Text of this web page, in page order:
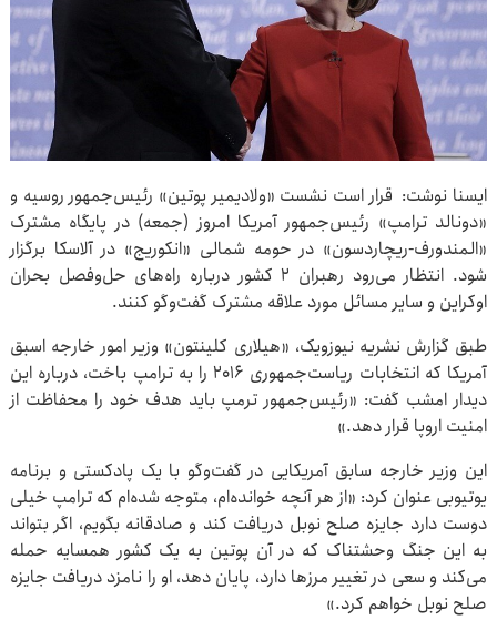
ایسنا نوشت: قرار است نشست «ولادیمیر پوتین» رئیس‌جمهور روسیه و
«دونالد ترامپ» رئیس‌جمهور آمریکا امروز (جمعه) در پایگاه مشترک
«المندورف-ریچاردسون» در حومه شمالی «انکوریج» در آلاسکا برگزار
شود. انتظار می‌رود رهبران ۲ کشور درباره راه‌های حل‌وفصل بحران
اوکراین و سایر مسائل مورد علاقه مشترک گفت‌وگو کنند.
طبق گزارش نشریه نیوزویک، «هیلاری کلینتون» وزیر امور خارجه اسبق
آمریکا که انتخابات ریاست‌جمهوری ۲۰۱۶ را به ترامپ باخت، درباره این
دیدار امشب گفت: «رئیس‌جمهور ترمپ باید هدف خود را محفاظت از
امنیت اروپا قرار دهد.»
این وزیر خارجه سابق آمریکایی در گفت‌وگو با یک پادکستی و برنامه
یوتیوبی عنوان کرد: «از هر آنچه خوانده‌ام، متوجه شده‌ام که ترامپ خیلی
دوست دارد جایزه صلح نوبل دریافت کند و صادقانه بگویم، اگر بتواند
به این جنگ وحشتناک که در آن پوتین به یک کشور همسایه حمله
می‌کند و سعی در تغییر مرزها دارد، پایان دهد، او را نامزد دریافت جایزه
صلح نوبل خواهم کرد.»